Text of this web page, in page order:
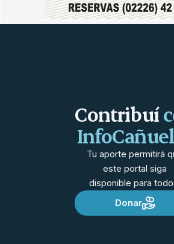
Contribuí
Tu aporte permitirá
este portal siga
disponible para
Donar